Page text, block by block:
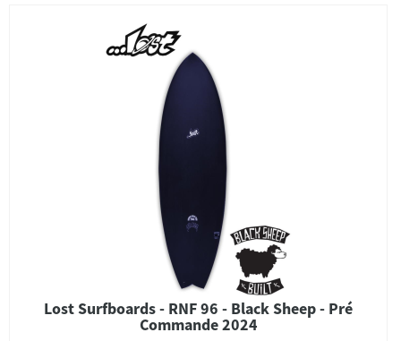
Lost Surfboards - RNF 96 - Black Sheep - Pré
Commande 2024